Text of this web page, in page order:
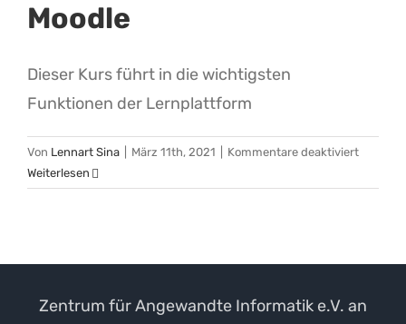
Moodle
Dieser Kurs führt in die wichtigsten
Funktionen der Lernplattform
Von Lennart Sina März 11th, 2021 Kommentare deaktiviertfür
Weiterlesen
Zentrum für Angewandte Informatik e.V. an